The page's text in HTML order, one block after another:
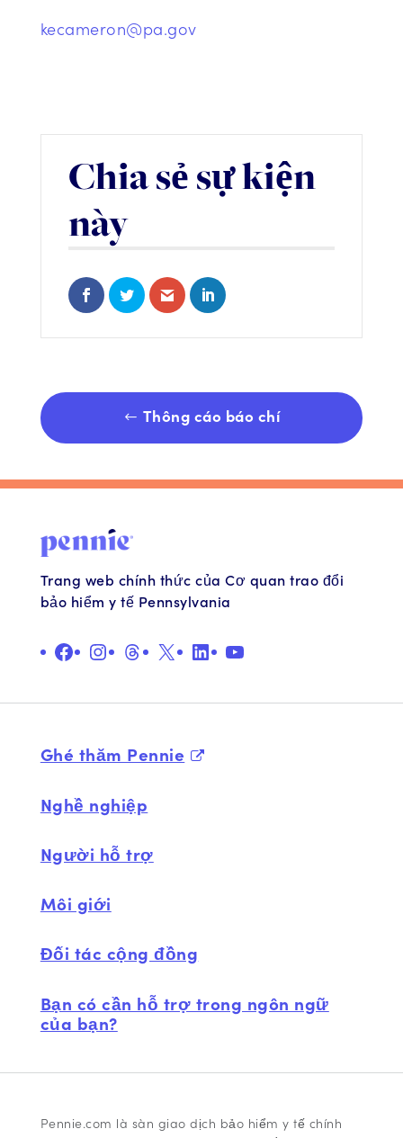
kecameron@pa.gov
Chia sẻ sự kiện
này
Share on Facebook
Share on Twitter
Share via Email
Share on LinkedIn
Thông cáo báo chí
Trang web chính thức của Cơ quan trao đổi
bảo hiểm y tế Pennsylvania
QUẢNG CÁO
Ảnh minh họa
Chủ đề
X Liên kếtYouTube
Ghé thăm Pennie
Nghề nghiệp
Người hỗ trợ
Môi giới
Đối tác cộng đồng
Bạn có cần hỗ trợ trong ngôn ngữ
của bạn?
Pennie.com là sàn giao dịch bảo hiểm y tế chính